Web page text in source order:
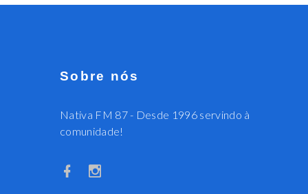
Sobre nós
Nativa FM 87 - Desde 1996 servindo à
comunidade!